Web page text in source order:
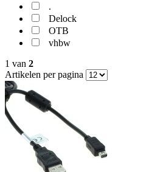
.
Delock
OTB
vhbw
1 van 2
Artikelen per pagina